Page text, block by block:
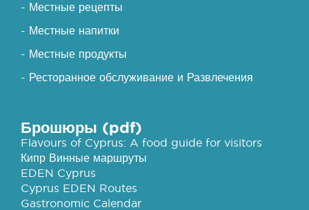
- Местные рецепты
- Местные напитки
- Местные продукты
- Ресторанное обслуживание и Развлечения
Брошюры (pdf)
Flavours of Cyprus: A food guide for visitors
Кипр Винные маршруты
EDEN Cyprus
Cyprus EDEN Routes
Gastronomic Calendar